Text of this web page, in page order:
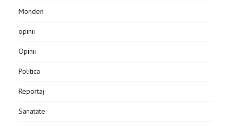
Monden
opinii
Opinii
Politica
Reportaj
Sanatate